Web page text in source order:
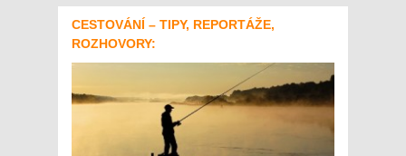
CESTOVÁNÍ – TIPY, REPORTÁŽE,
ROZHOVORY: